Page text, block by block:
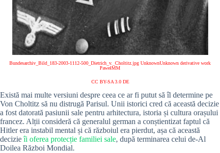
Bundesarchiv_Bild_183-2003-1112-500_Dietrich_v._Choltitz.jpg UnknownUnknown derivative work
PawełMM
CC BY-SA 3.0 DE
Există mai multe versiuni despre ceea ce ar fi putut să îl determine pe
Von Choltitz să nu distrugă Parisul. Unii istorici cred că această decizie
a fost datorată pasiunii sale pentru arhitectura, istoria și cultura orașului
francez. Alții consideră că generalul german a conștientizat faptul că
Hitler era instabil mental și că războiul era pierdut, așa că această
decizieîi oferea protecție familiei sale, după terminarea celui de-Al
Doilea Război Mondial.